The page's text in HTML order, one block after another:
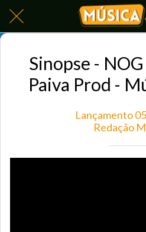
Sinopse -
Paiva Prod -
Lançamento
Redação